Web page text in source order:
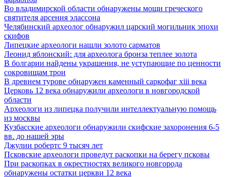
Во владимирской области обнаружены мощи греческого
святителя арсения элассона
Челябинский археолог обнаружил царский могильник эпохи
скифов
Липецкие археологи нашли золото сарматов
Леонид яблонский: для археолога бронза теплее золота
В болгарии найдены украшения, не уступающие по ценности
сокровищам трои
В древнем турове обнаружен каменный саркофаг xiii века
Церковь 12 века обнаружили археологи в новгородской
области
Археологи из липецка получили интеллектуальную помощь
из москвы
Кузбасские археологи обнаружили скифские захоронения 6-5
вв. до нашей эры
Джулии робертс 9 тысяч лет
Псковские археологи проведут раскопки на берегу псковы
При раскопках в окрестностях великого новгорода
обнаружены остатки церкви 12 века